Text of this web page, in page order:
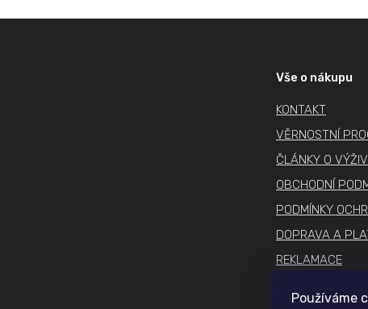
Používáme
Vše o nákupu
KONTAKT
VĚRNOSTNÍ
ČLÁNKY O
OBCHODNÍ
PODMÍNKY
DOPRAVA A
REKLAMACE